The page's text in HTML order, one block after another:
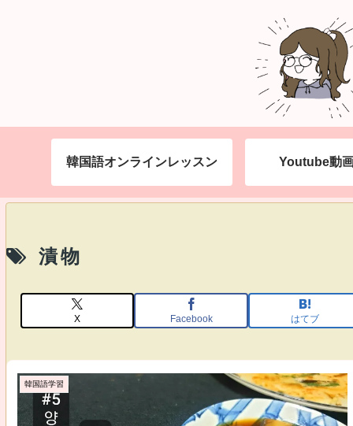
韓国語オンラインレッスン Youtube動
漬物
X Facebook はてブ
韓国語学習